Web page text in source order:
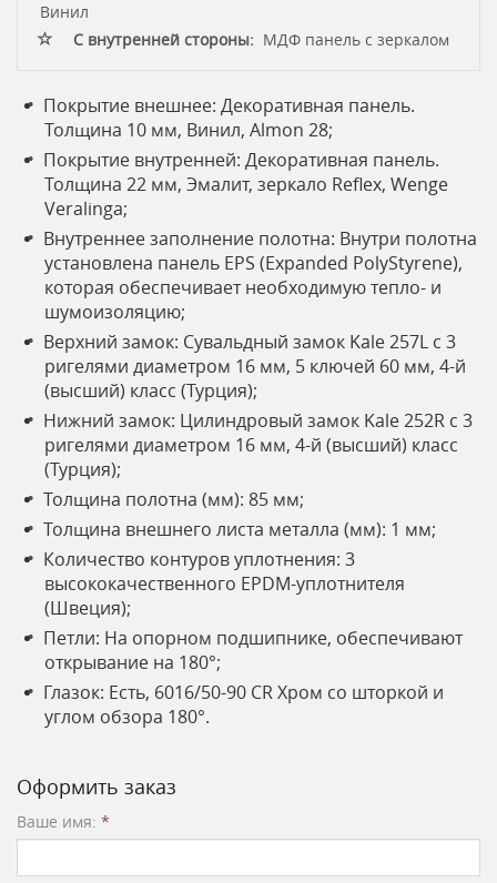
Винил
С внутренней стороны: МДФ панель с зеркалом
Покрытие внешнее: Декоративная панель.
Толщина 10 мм, Винил, Almon 28;
Покрытие внутренней: Декоративная панель.
Толщина 22 мм, Эмалит, зеркало Reflex, Wenge
Veralinga;
Внутреннее заполнение полотна: Внутри полотна
установлена панель EPS (Expanded PolyStyrene),
которая обеспечивает необходимую тепло- и
шумоизоляцию;
Верхний замок: Сувальдный замок Kale 257L с 3
ригелями диаметром 16 мм, 5 ключей 60 мм, 4-й
(высший) класс (Турция);
Нижний замок: Цилиндровый замок Kale 252R с 3
ригелями диаметром 16 мм, 4-й (высший) класс
(Турция);
Толщина полотна (мм): 85 мм;
Толщина внешнего листа металла (мм): 1 мм;
Количество контуров уплотнения: 3
высококачественного EPDM-уплотнителя
(Швеция);
Петли: На опорном подшипнике, обеспечивают
открывание на 180°;
Глазок: Есть, 6016/50-90 CR Хром со шторкой и
углом обзора 180°.
Оформить заказ
Ваше имя: *